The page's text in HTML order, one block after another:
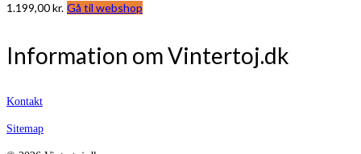
1.199,00kr. Gå til webshop
Information om Vintertoj.dk
Kontakt
Sitemap